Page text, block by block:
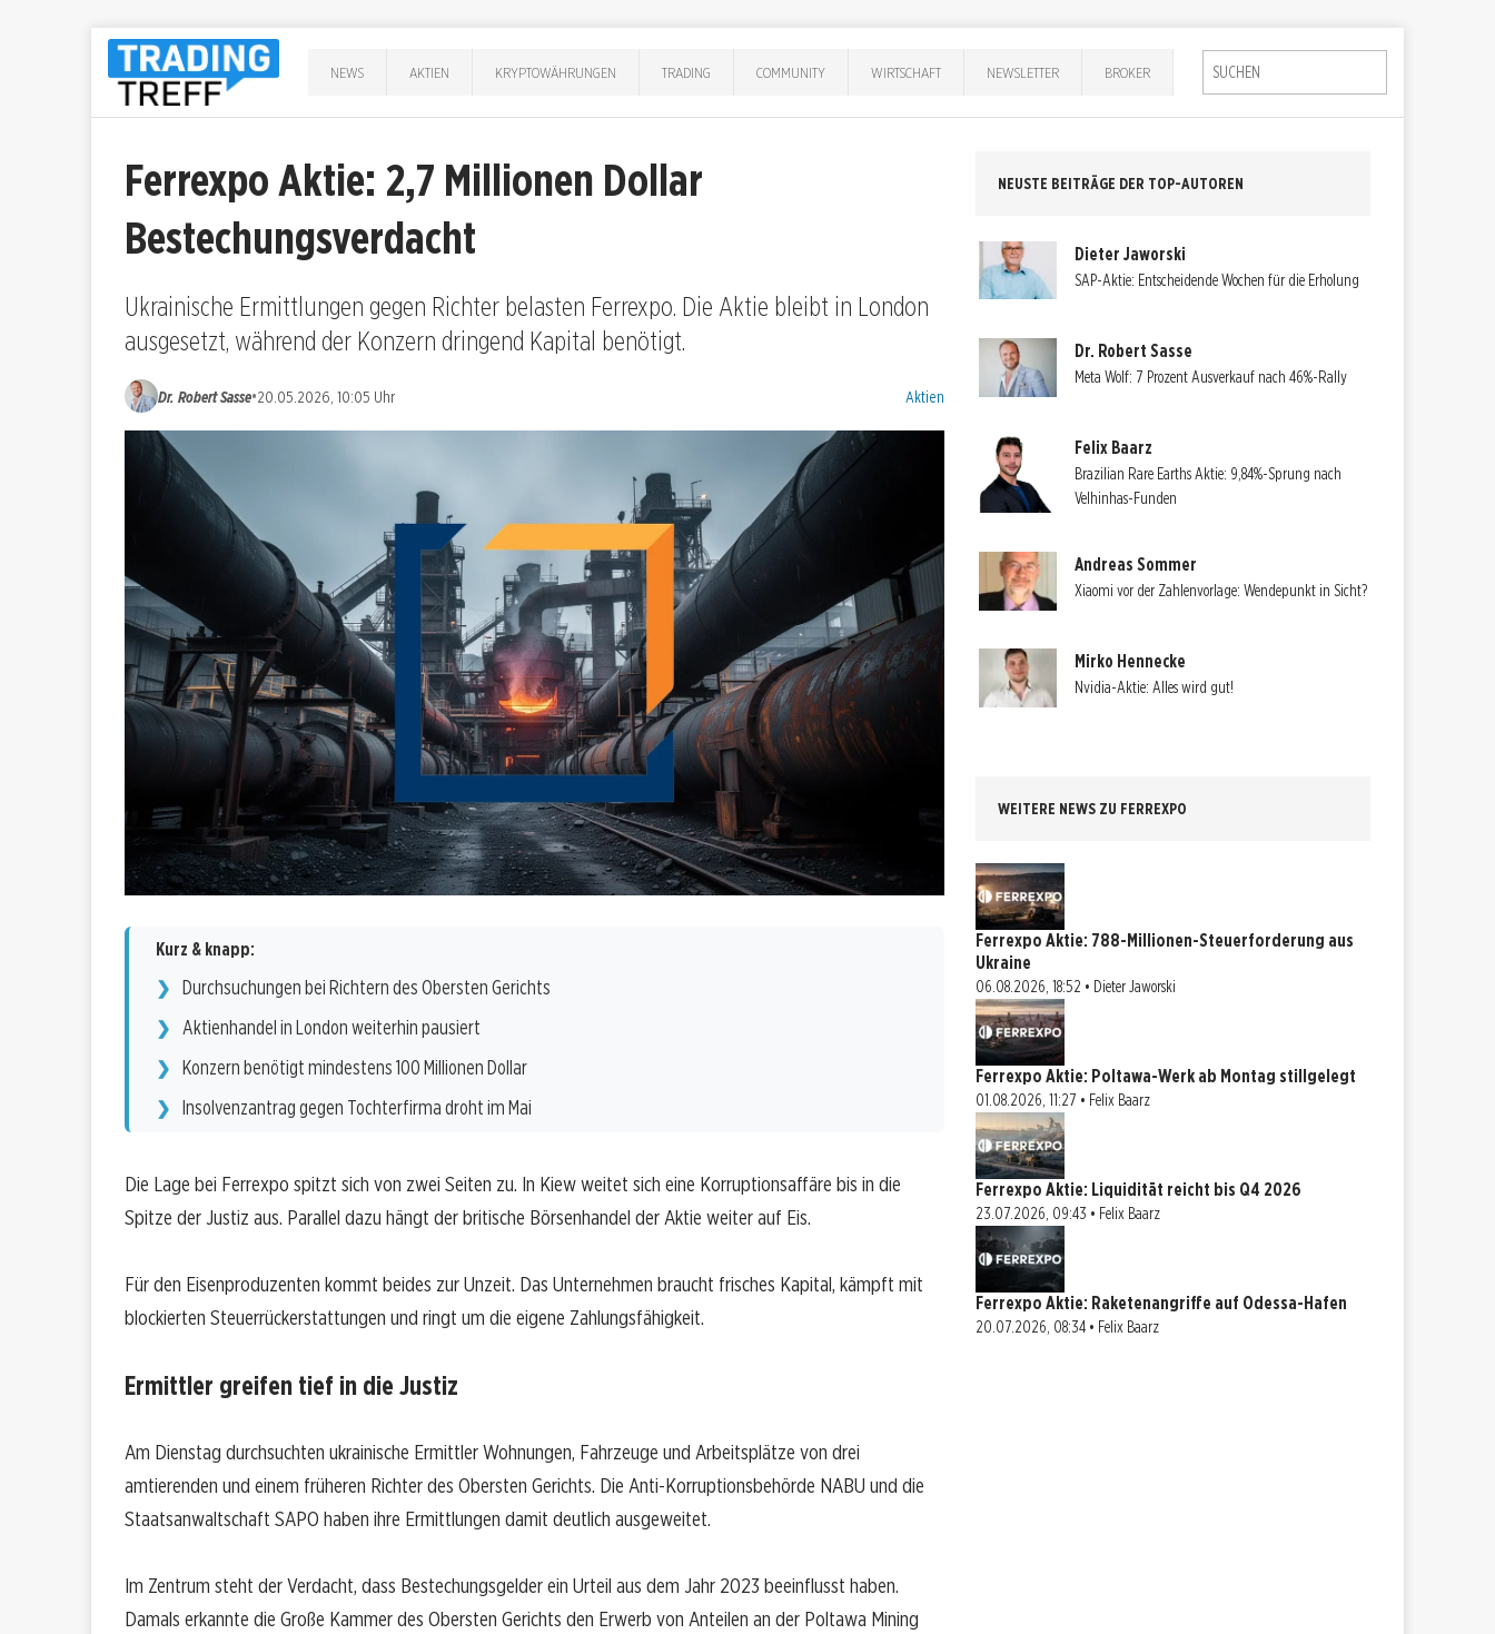
NEWS AKTIEN KRYPTOWÄHRUNGEN TRADING COMMUNITY WIRTSCHAFT NEWSLETTER BROKER
Ferrexpo Aktie: 2,7 Millionen Dollar
Bestechungsverdacht
Ukrainische Ermittlungen gegen Richter belasten Ferrexpo. Die Aktie bleibt in London
ausgesetzt, während der Konzern dringend Kapital benötigt.
Dr. Robert Sasse•20.05.2026, 10:05 Uhr Kategorien:
Aktien
Kurz & knapp:
Durchsuchungen bei Richtern des Obersten Gerichts
Aktienhandel in London weiterhin pausiert
Konzern benötigt mindestens 100 Millionen Dollar
Insolvenzantrag gegen Tochterfirma droht im Mai
Die Lage bei Ferrexpo spitzt sich von zwei Seiten zu. In Kiew weitet sich eine Korruptionsaffäre bis in die
Spitze der Justiz aus. Parallel dazu hängt der britische Börsenhandel der Aktie weiter auf Eis.
Für den Eisenproduzenten kommt beides zur Unzeit. Das Unternehmen braucht frisches Kapital, kämpft mit
blockierten Steuerrückerstattungen und ringt um die eigene Zahlungsfähigkeit.
Ermittler greifen tief in die Justiz
Am Dienstag durchsuchten ukrainische Ermittler Wohnungen, Fahrzeuge und Arbeitsplätze von drei
amtierenden und einem früheren Richter des Obersten Gerichts. Die Anti-Korruptionsbehörde NABU und die
Staatsanwaltschaft SAPO haben ihre Ermittlungen damit deutlich ausgeweitet.
Im Zentrum steht der Verdacht, dass Bestechungsgelder ein Urteil aus dem Jahr 2023 beeinflusst haben.
Damals erkannte die Große Kammer des Obersten Gerichts den Erwerb von Anteilen an der Poltawa Mining
NEUSTE BEITRÄGE DER TOP-AUTOREN
Dieter Jaworski
SAP-Aktie: Entscheidende Wochen für die Erholung
Dr. Robert Sasse
Meta Wolf: 7 Prozent Ausverkauf nach 46%-Rally
Felix Baarz
Brazilian Rare Earths Aktie: 9,84%-Sprung nach
Velhinhas-Funden
Andreas Sommer
Xiaomi vor der Zahlenvorlage: Wendepunkt in Sicht?
Mirko Hennecke
Nvidia-Aktie: Alles wird gut!
WEITERE NEWS ZU FERREXPO
Ferrexpo Aktie: 788-Millionen-Steuerforderung aus
Ukraine
06.08.2026, 18:52 • Dieter Jaworski
Ferrexpo Aktie: Poltawa-Werk ab Montag stillgelegt
01.08.2026, 11:27 • Felix Baarz
Ferrexpo Aktie: Liquidität reicht bis Q4 2026
23.07.2026, 09:43 • Felix Baarz
Ferrexpo Aktie: Raketenangriffe auf Odessa-Hafen
20.07.2026, 08:34 • Felix Baarz